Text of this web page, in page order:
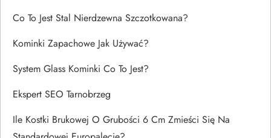
Co To Jest Stal Nierdzewna Szczotkowana?
Kominki Zapachowe Jak Używać?
System Glass Kominki Co To Jest?
Ekspert SEO Tarnobrzeg
Ile Kostki Brukowej O Grubości 6 Cm Zmieści Się Na